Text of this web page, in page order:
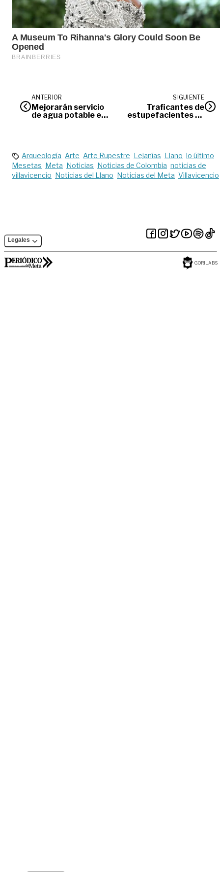
ANTERIOR
Mejorarán servicio
de agua potable en
SIGUIENTE
Traficantes de
estupefacientes se
Arqueología Arte Arte Rupestre Lejanías Llano lo último
Mesetas Meta Noticias Noticias de Colombia noticias de
villavicencio Noticias del Llano Noticias del Meta Villavicencio
Legales
GORILABS